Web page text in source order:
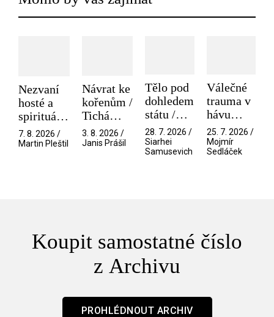
Nezvaní
hosté a
spirituální
narušitelé
z vesmíru
7. 8. 2026 /
Martin Pleštil
Návrat ke
kořenům /
Tichá
přítelkyně
3. 8. 2026 /
Janis Prášil
Tělo pod
dohledem
státu /
Pramen
28. 7. 2026 /
Siarhei
Samusevich
Válečné
trauma v
hávu
spektáklu
/ Odyssea
25. 7. 2026 /
Mojmír
Sedláček
Koupit samostatné číslo
z Archivu
PROHLÉDNOUT ARCHIV